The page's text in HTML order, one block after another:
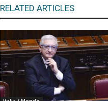
RELATED ARTICLES